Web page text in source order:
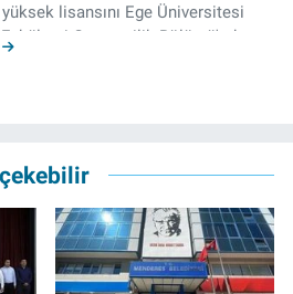
lisansını Ege Üniversitesi
Gazetecilik Bölümü'nde
hareketle yazdığı "İdeoloji ve
Hayatta Milliyetçilik" adlı kitabı,
olarak görev yapmaktadır.